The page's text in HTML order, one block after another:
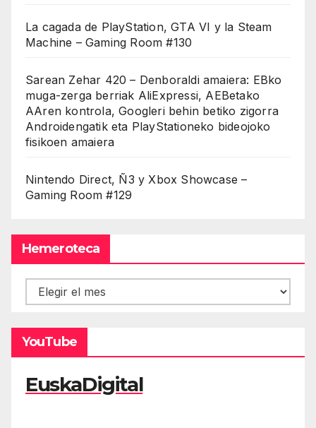
La cagada de PlayStation, GTA VI y la Steam
Machine – Gaming Room #130
Sarean Zehar 420 – Denboraldi amaiera: EBko
muga-zerga berriak AliExpressi, AEBetako
AAren kontrola, Googleri behin betiko zigorra
Androidengatik eta PlayStationeko bideojoko
fisikoen amaiera
Nintendo Direct, Ñ3 y Xbox Showcase –
Gaming Room #129
Hemeroteca
Hemeroteca
YouTube
EuskaDigital